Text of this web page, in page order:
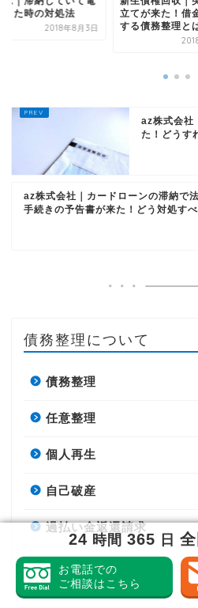
が来た！借金を解決
債務整理とは？
債権回収会社か
求書が届いたら
az株式会社
た！どうす
az株式会社｜カードローンの滞納で
手続きの予告書が来た！どう対処す
債務整理について
債務整理
任意整理
個人再生
自己破産
過払い金返還請求
特定調停
24 時間 365 日
お電話での
ご相談はこちら